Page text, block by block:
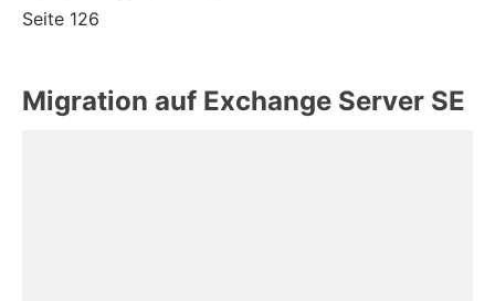
Seite 126
Migration auf Exchange Server SE